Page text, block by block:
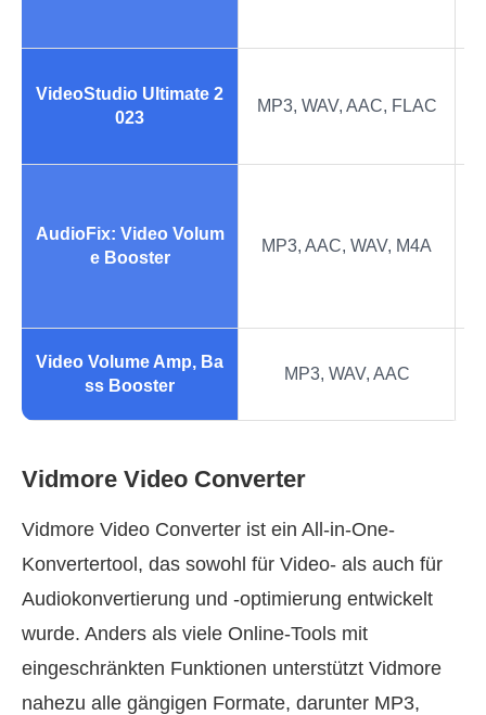
VideoStudio Ultimate 2
023
MP3, WAV, AAC, FLAC
AudioFix: Video Volum
e Booster
MP3, AAC, WAV, M4A
Video Volume Amp, Ba
ss Booster
MP3, WAV, AAC
Vidmore Video Converter
Vidmore Video Converter ist ein All-in-One-
Konvertertool, das sowohl für Video- als auch für
Audiokonvertierung und -optimierung entwickelt
wurde. Anders als viele Online-Tools mit
eingeschränkten Funktionen unterstützt Vidmore
nahezu alle gängigen Formate, darunter MP3,